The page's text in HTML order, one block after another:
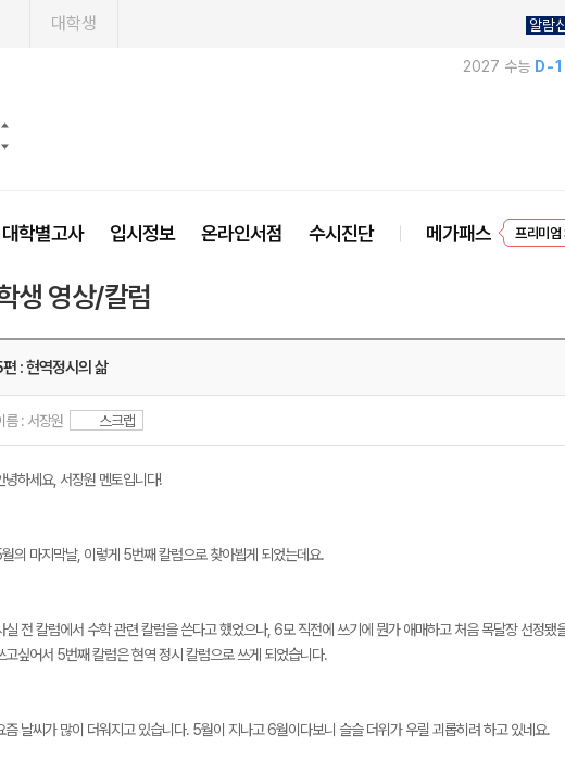
대학생 알람
2027 수능 D-
메가스터디
대학별고사 입시정보 온라인서점 수시진단 메가패스
프리미
생 영상/칼럼
: 현역정시의 삶
름 : 서장원 스크랩
녕하세요, 서장원 멘토입니다!
의 마지막날, 이렇게 5번째 칼럼으로 찾아뵙게 되었는데요.
실 전 칼럼에서 수학 관련 칼럼을 쓴다고 했었으나, 6모 직전에 쓰기에 뭔가 애매하고 처음 목달장 선정됐
고싶어서 5번째 칼럼은 현역 정시 칼럼으로 쓰게 되었습니다.
즘 날씨가 많이 더워지고 있습니다. 5월이 지나고 6월이다보니 슬슬 더위가 우릴 괴롭히려 하고 있네요.